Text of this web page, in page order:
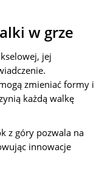
w grze
jej
zmieniać formy i
każdą walkę
z góry pozwala na
innowacje